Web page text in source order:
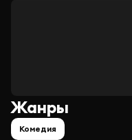
Жанры
Комедия